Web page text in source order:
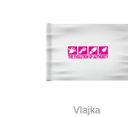
Vlajka